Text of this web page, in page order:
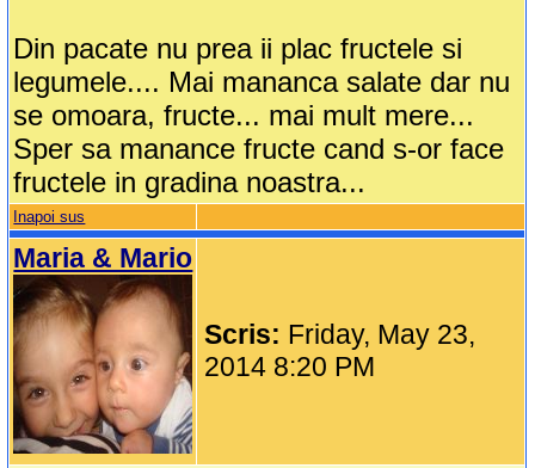
Din pacate nu prea ii plac fructele si
legumele.... Mai mananca salate dar nu
se omoara, fructe... mai mult mere...
Sper sa manance fructe cand s-or face
fructele in gradina noastra...
Inapoi sus
Maria & Mario
Scris: Friday, May 23,
2014 8:20 PM